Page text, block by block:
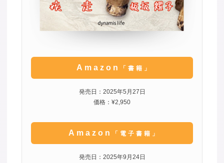
Amazon 「書籍」
発売日：2025年5月27日
価格：¥2,950
Amazon 「電子書籍」
発売日：2025年9月24日